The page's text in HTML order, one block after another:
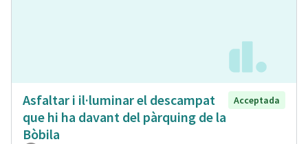
Asfaltar i il·luminar el descampat
que hi ha davant del pàrquing de la
Bòbila
Acceptada